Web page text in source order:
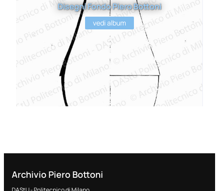
Disegni Fondo Piero Bottoni
vedi album
Archivio Piero Bottoni